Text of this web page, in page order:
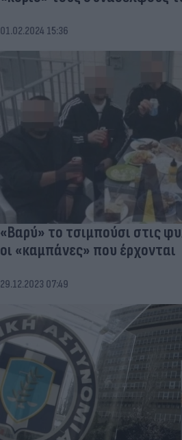
01.02.2024 15:36
«Βαρύ» το τσιμπούσι στις
οι «καμπάνες» που έρχονται
29.12.2023 07:49